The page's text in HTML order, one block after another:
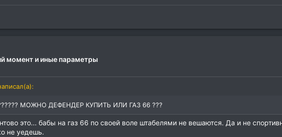
момент и иные параметры
МОЖНО ДЕФЕНДЕР КУПИТЬ ИЛИ ГАЗ 66 ???
это... бабы на газ 66 по своей воле штабелями не вешаются. Да и не
не уедешь.